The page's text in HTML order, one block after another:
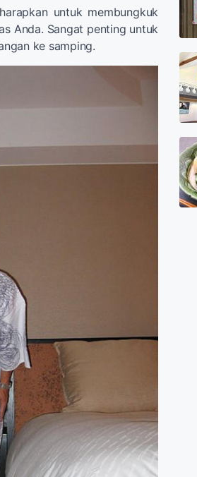
untuk membungkuk
Anda. Sangat penting untuk
ke samping.